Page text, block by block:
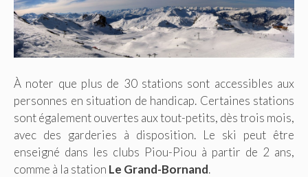
À noter que plus de 30 stations sont accessibles aux
personnes en situation de handicap. Certaines stations
sont également ouvertes aux tout-petits, dès trois mois,
avec des garderies à disposition. Le ski peut être
enseigné dans les clubs Piou-Piou à partir de 2 ans,
comme à la station Le Grand-Bornand.